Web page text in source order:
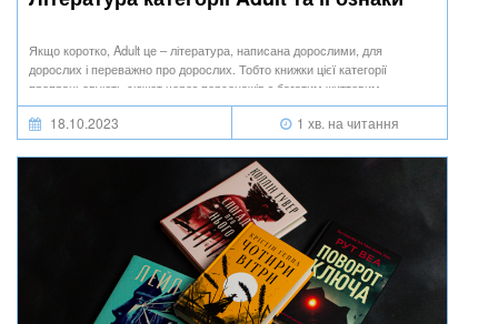
Якщо коротко, Adult це – література, написана дорослими, для
дорослих і переважно про дорослих. Тобто книжки цієї категорії
пропрацьовують сюжет через персонажів з багатим життєвим
досвідом, набутим упродовж життя.
18.10.2023 1 хв. на читання